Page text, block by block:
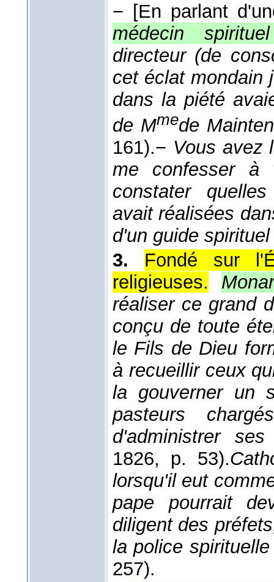
− [En parlant
médecin spirituel
directeur (de
cet éclat mondain
dans la piété
de Mmede
161).− Vous avez
me confesser à
constater
avait réalisées
d'un guide spirituel
3.
Fondé sur
religieuses.
réaliser ce grand
conçu de toute
le Fils de Dieu
à recueillir ceux
la gouverner un
pasteurs
d'administrer ses
1826, p. 53).
lorsqu'il eut
pape pourrait
diligent des
la police spirituelle
257).